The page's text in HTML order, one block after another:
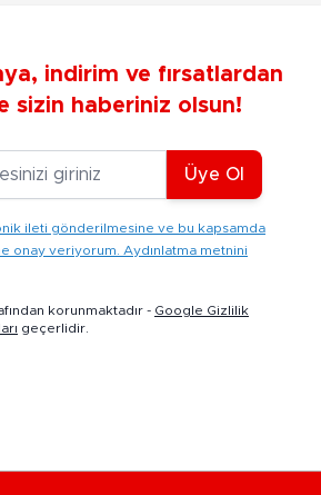
indirim ve fırsatlardan
sizin haberiniz olsun!
E-posta Adresiniz
Üye Ol
ileti gönderilmesine ve bu kapsamda
onay veriyorum. Aydınlatma metnini
korunmaktadır - Google Gizlilik
geçerlidir.